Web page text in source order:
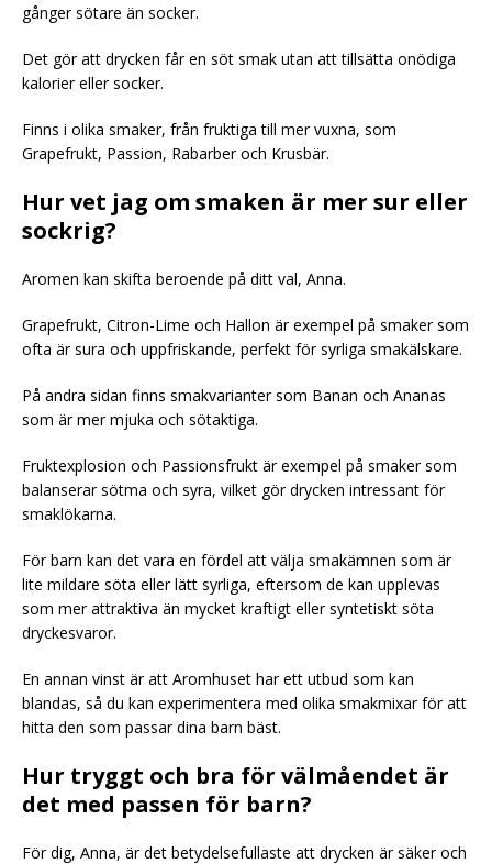
gånger sötare än socker.
Det gör att drycken får en söt smak utan att tillsätta onödiga
kalorier eller socker.
Finns i olika smaker, från fruktiga till mer vuxna, som
Grapefrukt, Passion, Rabarber och Krusbär.
Hur vet jag om smaken är mer sur eller
sockrig?
Aromen kan skifta beroende på ditt val, Anna.
Grapefrukt, Citron-Lime och Hallon är exempel på smaker som
ofta är sura och uppfriskande, perfekt för syrliga smakälskare.
På andra sidan finns smakvarianter som Banan och Ananas
som är mer mjuka och sötaktiga.
Fruktexplosion och Passionsfrukt är exempel på smaker som
balanserar sötma och syra, vilket gör drycken intressant för
smaklökarna.
För barn kan det vara en fördel att välja smakämnen som är
lite mildare söta eller lätt syrliga, eftersom de kan upplevas
som mer attraktiva än mycket kraftigt eller syntetiskt söta
dryckesvaror.
En annan vinst är att Aromhuset har ett utbud som kan
blandas, så du kan experimentera med olika smakmixar för att
hitta den som passar dina barn bäst.
Hur tryggt och bra för välmåendet är
det med passen för barn?
För dig, Anna, är det betydelsefullaste att drycken är säker och